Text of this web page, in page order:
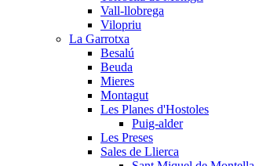
Vall-llobrega
Vilopriu
La Garrotxa
Besalú
Beuda
Mieres
Montagut
Les Planes d'Hostoles
Puig-alder
Les Preses
Sales de Llierca